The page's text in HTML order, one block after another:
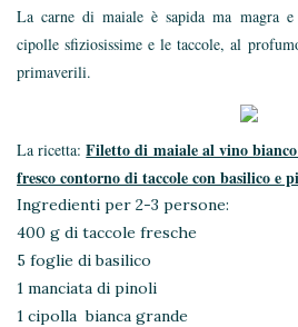
La carne di maiale è sapida ma magra
cipolle sfiziosissime e le taccole, al
primaverili.
La ricetta:Filetto di maiale al vino
fresco contorno di taccole con basilico e
Ingredienti per 2-3 persone:
400 g di taccole fresche
5 foglie di basilico
1 manciata di pinoli
1 cipolla bianca grande